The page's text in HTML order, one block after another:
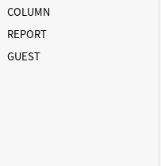
COLUMN
REPORT
GUEST